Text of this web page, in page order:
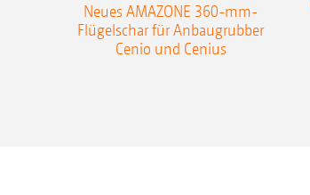
Neues AMAZONE 360-mm-
Flügelschar für Anbaugrubber
Cenio und Cenius